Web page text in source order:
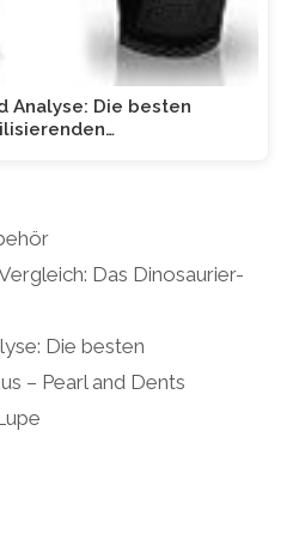
Analyse: Die besten
Das Dinosaurier-
Die besten
– Pearl and Dents